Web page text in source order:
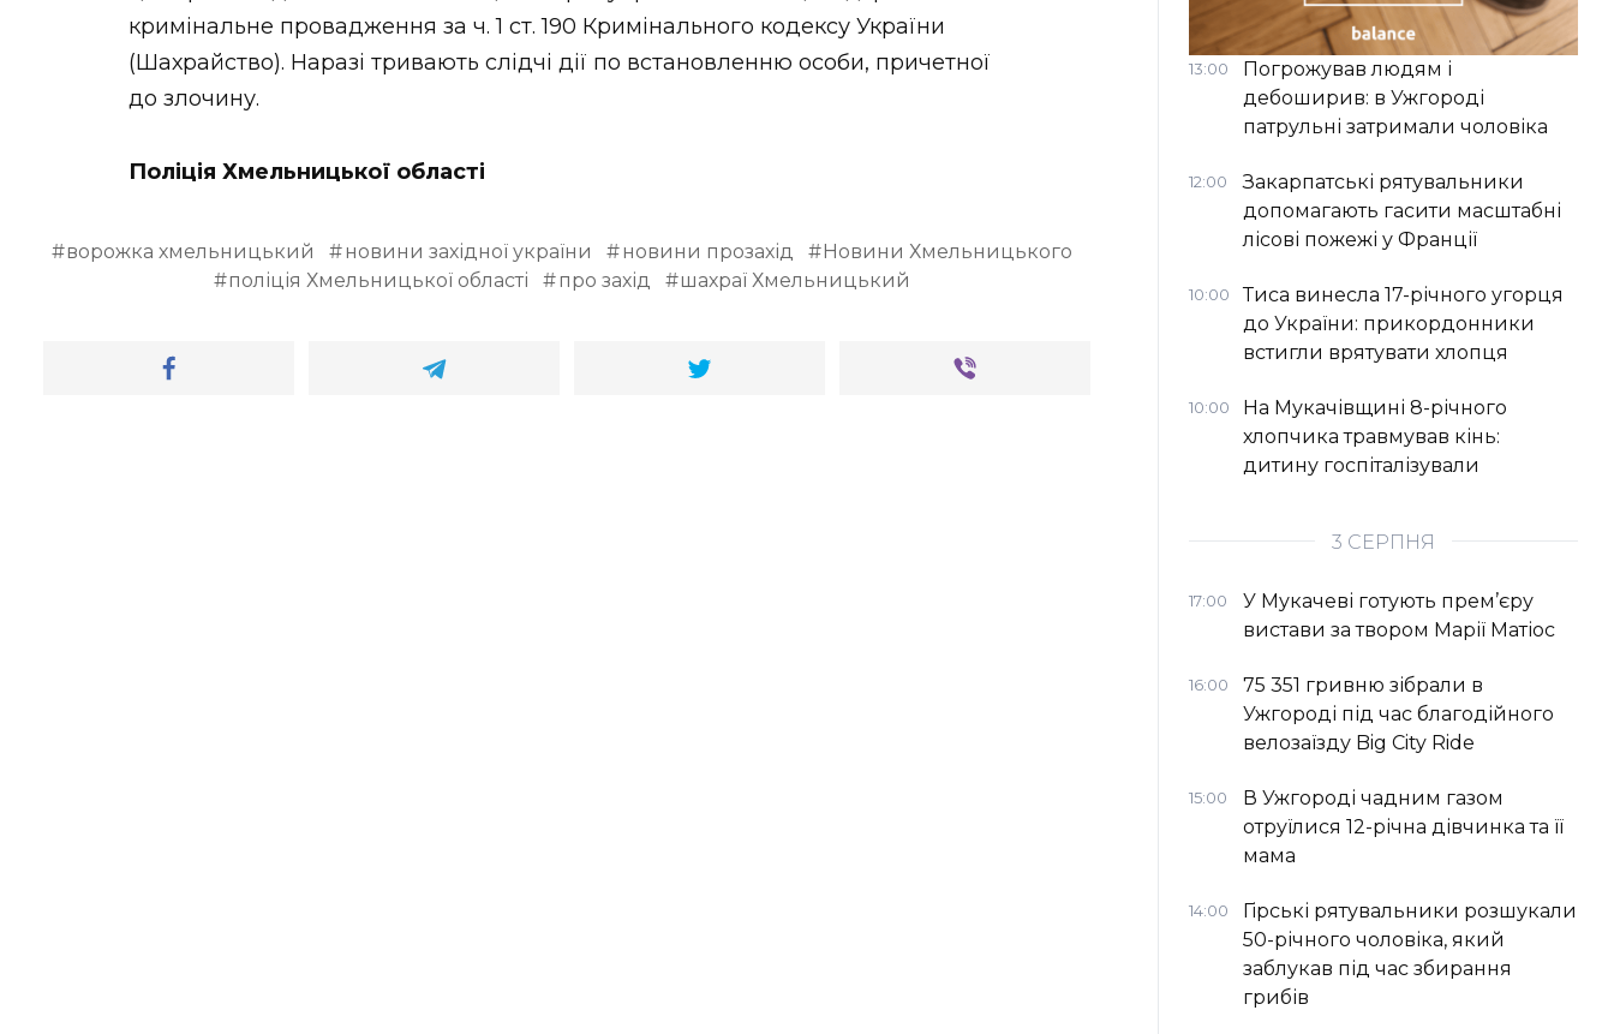
кримінальне провадження за ч. 1 ст. 190 Кримінального кодексу України
(Шахрайство). Наразі тривають слідчі дії по встановленню особи, причетної
до злочину.
Поліція Хмельницької області
ворожка хмельницький новини західної україни новини прозахід
Новини Хмельницького
поліція Хмельницької області
про захід шахраї Хмельницький
13:00
Погрожував людям і
дебоширив: в Ужгороді
патрульні затримали чоловіка
12:00
Закарпатські рятувальники
допомагають гасити масштабні
лісові пожежі у Франції
10:00
Тиса винесла 17-річного угорця
до України: прикордонники
встигли врятувати хлопця
10:00
На Мукачівщині 8-річного
хлопчика травмував кінь:
дитину госпіталізували
3 СЕРПНЯ
17:00
У Мукачеві готують прем’єру
вистави за твором Марії Матіос
16:00
75 351 гривню зібрали в
Ужгороді під час благодійного
велозаїзду Big Сity Ride
15:00
В Ужгороді чадним газом
отруїлися 12-річна дівчинка та її
мама
14:00
Гірські рятувальники розшукали
50-річного чоловіка, який
заблукав під час збирання
грибів